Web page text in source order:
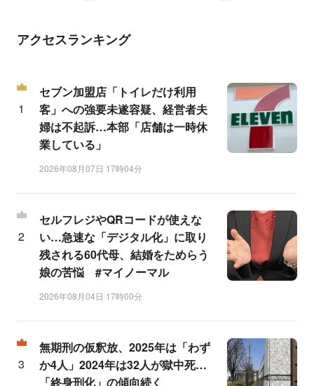
アクセスランキング
セブン加盟店「トイレだけ利用
客」への強要未遂容疑、経営者夫
婦は不起訴…本部「店舗は一時休
業している」
2026年08月07日 17時04分
セルフレジやQRコードが使えな
い…急速な「デジタル化」に取り
残される60代母、結婚をためらう
娘の苦悩 #マイノーマル
2026年08月04日 17時00分
無期刑の仮釈放、2025年は「わず
か4人」2024年は32人が獄中死…
「終身刑化」の傾向続く